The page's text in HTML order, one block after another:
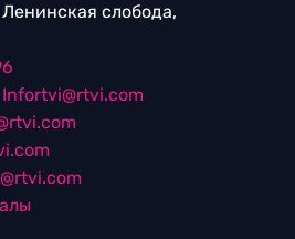
слобода,
Infortvi@rtvi.com